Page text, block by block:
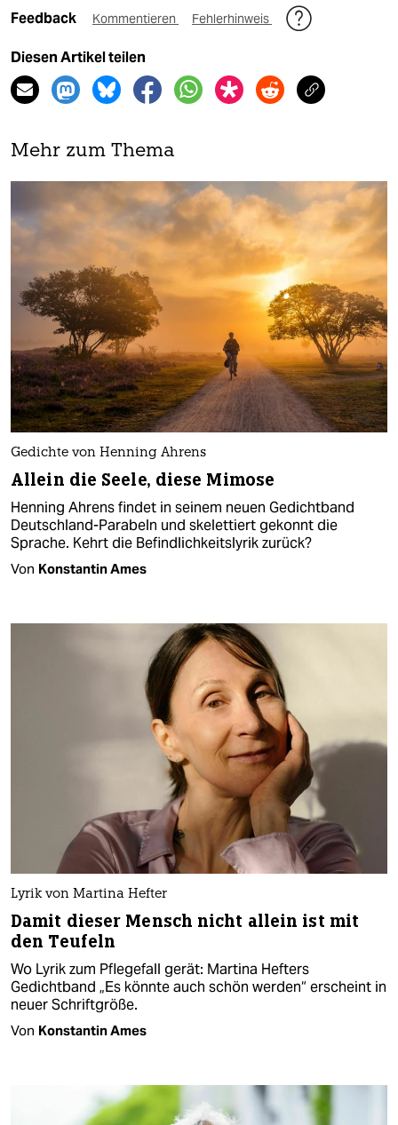
Feedback Kommentieren Fehlerhinweis
Diesen Artikel teilen
Mehr zum Thema
Gedichte von Henning Ahrens
Allein die Seele, diese Mimose
Henning Ahrens findet in seinem neuen Gedichtband
Deutschland-Parabeln und skelettiert gekonnt die
Sprache. Kehrt die Befindlichkeitslyrik zurück?
Von Konstantin Ames
Lyrik von Martina Hefter
Damit dieser Mensch nicht allein ist mit
den Teufeln
Wo Lyrik zum Pflegefall gerät: Martina Hefters
Gedichtband „Es könnte auch schön werden“ erscheint in
neuer Schriftgröße.
Von Konstantin Ames